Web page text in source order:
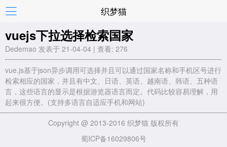
织梦猫
vuejs下拉选择检索国家
Dedemao 发表于 21-04-04 | 查看: 276
vue.js基于json异步调用可选择并且可以通过国家名称和手机区号进行
检索相应的国家，并且有中文、日语、英语、越南语、韩语、五种语
言，这些语言的显示是根据游览器语言而定。代码比较容易理解，用
起来很方便。(支持多语言自适应手机和网站)
Copyright @ 2013-2016 织梦猫 版权所有
蜀ICP备16029806号